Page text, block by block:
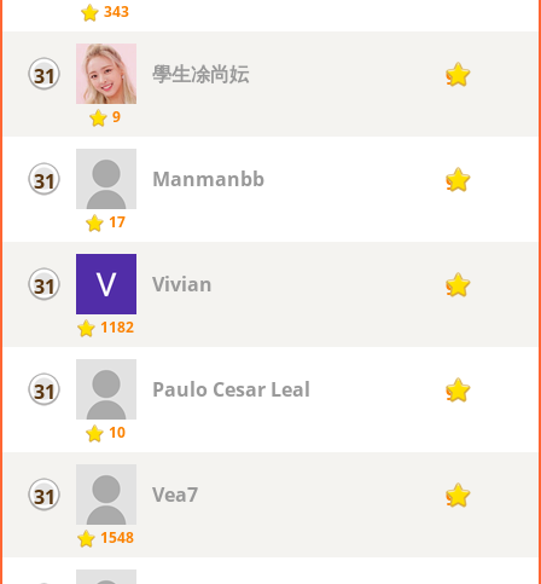
343
31
9
學生凃尚妘 9
31
17
Manmanbb 9
31
1182
Vivian 9
31
10
Paulo Cesar Leal 9
31
1548
Vea7 9